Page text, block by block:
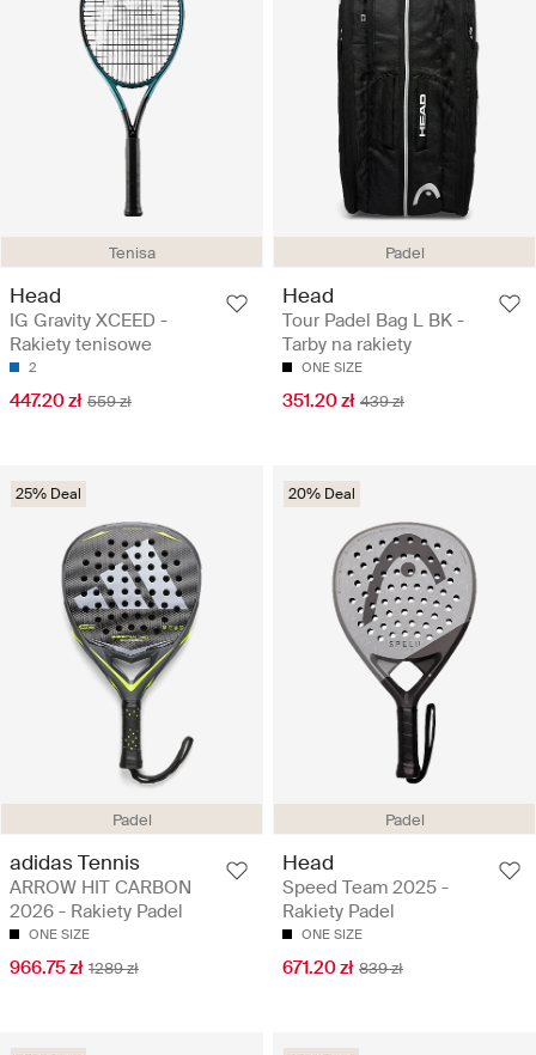
Tenisa
Head
IG Gravity XCEED -
Rakiety tenisowe
2
447.20 zł 559 zł
Padel
Head
Tour Padel Bag L BK -
Tarby na rakiety
ONE SIZE
351.20 zł 439 zł
Padel
25% Deal
adidas Tennis
ARROW HIT CARBON
2026 - Rakiety Padel
ONE SIZE
966.75 zł 1289 zł
Padel
20% Deal
Head
Speed Team 2025 -
Rakiety Padel
ONE SIZE
671.20 zł 839 zł